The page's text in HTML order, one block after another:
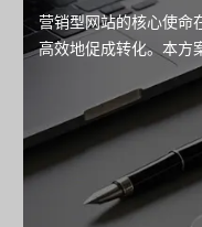
营销型网站的核心使命
高效地促成转化。本方
个以数据驱动、以用
台。方案将深入阐述从
技术实现与持续优化的
可